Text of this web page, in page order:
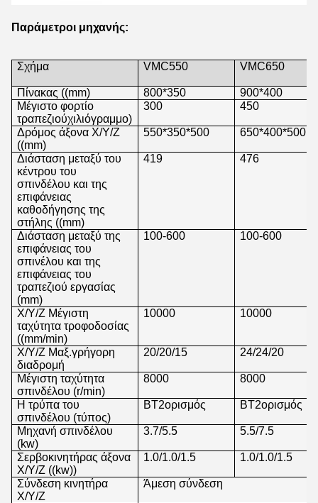
Παράμετροι μηχανής:
Σχήμα VMC550 VMC650
Πίνακας ((mm) 800*350
900*400
Μέγιστο φορτίο
τραπεζιούχιλιόγραμμο)
300 450
Δρόμος άξονα X/Y/Z
((mm)
550*350*500 650*400*500
Διάσταση μεταξύ του
κέντρου του
σπινδέλου και της
επιφάνειας
καθοδήγησης της
στήλης ((mm)
419 476
Διάσταση μεταξύ της
επιφάνειας του
σπινέλου και της
επιφάνειας του
τραπεζιού εργασίας
(mm)
100-600 100-600
Χ/Υ/Ζ Μέγιστη
ταχύτητα τροφοδοσίας
((mm/min)
10000 10000
X/Y/Z Μαξ.γρήγορη
διαδρομή
20/20/15 24/24/20
Μέγιστη ταχύτητα
σπινδέλου (r/min)
8000 8000
Η τρύπα του
σπινδέλου (τύπος)
BT2ορισμός BT2ορισμός
Μηχανή σπινδέλου
(kw)
3.7/5.5 5.5/7.5
Σερβοκινητήρας άξονα
X/Y/Z ((kw))
1.0/1.0/1.5 1.0/1.0/1.5
Σύνδεση κινητήρα
X/Y/Z
Άμεση σύνδεση